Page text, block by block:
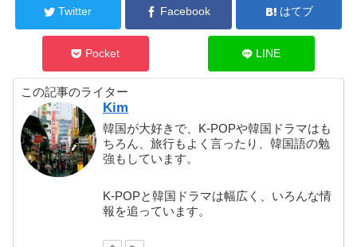
Twitter Facebook はてブ
Pocket LINE
この記事のライター
Kim
韓国が大好きで、K-POPや韓国ドラマはも
ちろん、旅行もよく言ったり、韓国語の勉
強もしています。
K-POPと韓国ドラマは幅広く、いろんな情
報を追っています。